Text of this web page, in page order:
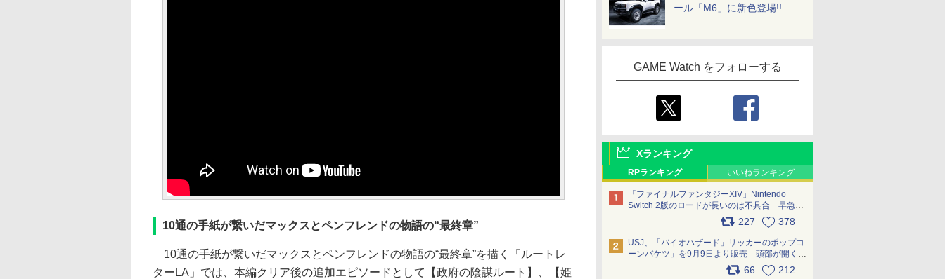
ール「M6」に新色登場!!
GAME Watch をフォローする
Xランキング
RPランキング いいねランキング
「ファイナルファンタジーXIV」Nintendo
Switch 2版のロードが長いのは不具合 早急に
アップデートできるよう対応中227 378
USJ、「バイオハザード」リッカーのポップコ
ーンバケツ」を9月9日より販売 頭部が開く仕
組み。味は恐怖を堪のう「味噌フレーバー」
66 212
10通の手紙が繋いだマックスとペンフレンドの物語の“最終章”
10通の手紙が繋いだマックスとペンフレンドの物語の“最終章”を描く「ルートレ
ターLA」では、本編クリア後の追加エピソードとして【政府の陰謀ルート】、【姫